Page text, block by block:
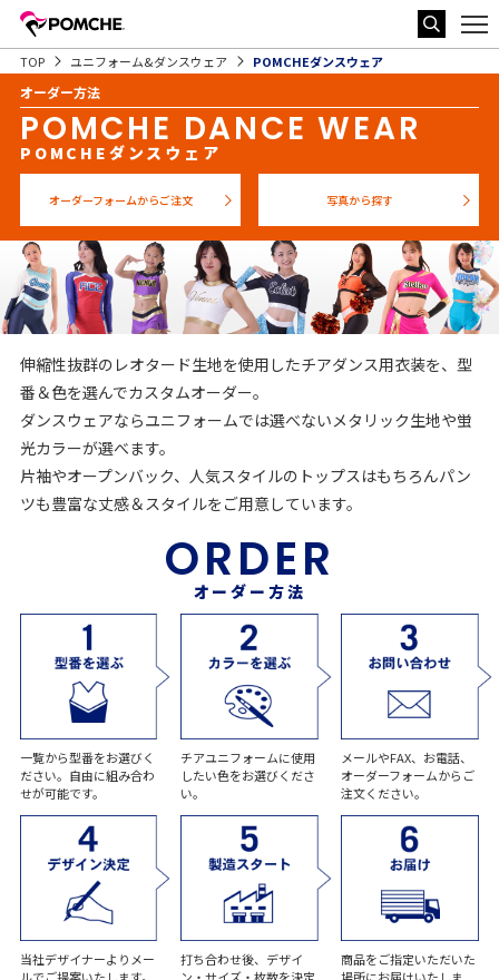
TOP ユニフォーム&ダンスウェア POMCHEダンスウェア
オーダー方法
POMCHE DANCE WEAR
POMCHEダンスウェア
オーダーフォームからご注文 写真から探す
伸縮性抜群のレオタード生地を使用したチアダンス用衣装を、型
番＆色を選んでカスタムオーダー。
ダンスウェアならユニフォームでは選べないメタリック生地や蛍
光カラーが選べます。
片袖やオープンバック、人気スタイルのトップスはもちろんパン
ツも豊富な丈感＆スタイルをご用意しています。
ORDER
オーダー方法
一覧から型番をお選びく
ださい。自由に組み合わ
せが可能です。
チアユニフォームに使用
したい色をお選びくださ
い。
メールやFAX、お電話、
オーダーフォームからご
注文ください。
当社デザイナーよりメー
打ち合わせ後、デザイ
商品をご指定いただいた